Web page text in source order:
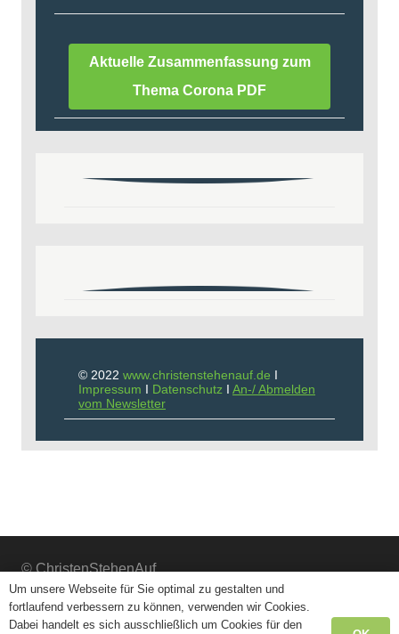
Aktuelle Zusammenfassung zum
Thema Corona PDF
© 2022 www.christenstehenauf.de I
Impressum I Datenschutz I An-/ Abmelden
vom Newsletter
© ChristenStehenAuf
Impressum
Um unsere Webseite für Sie optimal zu gestalten und
fortlaufend verbessern zu können, verwenden wir Cookies.
Dabei handelt es sich ausschließlich um Cookies für den